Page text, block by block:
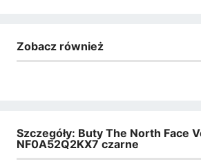
Zobacz również
Szczegóły: Buty The North Face
NF0A52Q2KX7 czarne